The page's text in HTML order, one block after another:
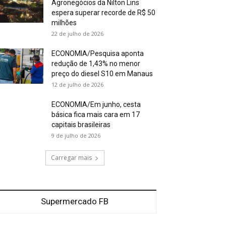
Agronegócios da Nilton Lins
espera superar recorde de R$ 50
milhões
22 de julho de 2026
ECONOMIA/Pesquisa aponta
redução de 1,43% no menor
preço do diesel S10 em Manaus
12 de julho de 2026
ECONOMIA/Em junho, cesta
básica fica mais cara em 17
capitais brasileiras
9 de julho de 2026
Carregar mais
Supermercado FB